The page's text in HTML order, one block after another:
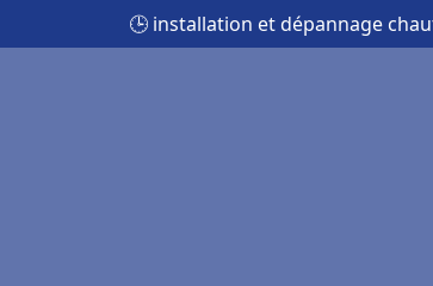
🕒 installation et dépannage